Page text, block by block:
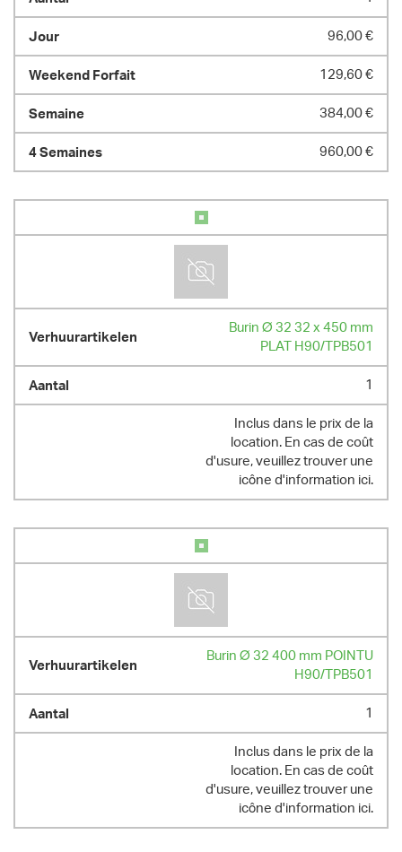
96,00 €
129,60 €
384,00 €
960,00 €
Burin Ø 32 32 x 450 mm
PLAT H90/TPB501
1
Inclus dans le prix de la
location. En cas de coût
d'usure, veuillez trouver une
icône d'information ici.
Burin Ø 32 400 mm POINTU
H90/TPB501
1
Inclus dans le prix de la
location. En cas de coût
d'usure, veuillez trouver une
icône d'information ici.